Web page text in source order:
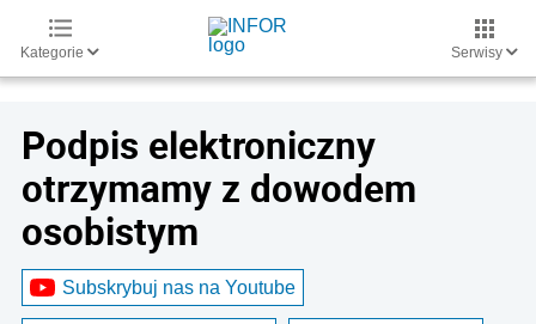
Kategorie Serwisy
Podpis elektroniczny
otrzymamy z dowodem
osobistym
Subskrybuj nas na Youtube